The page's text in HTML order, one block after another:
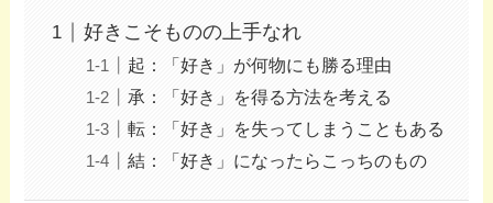
好きこそものの上手なれ
起：「好き」が何物にも勝る理由
承：「好き」を得る方法を考える
転：「好き」を失ってしまうこともある
結：「好き」になったらこっちのもの